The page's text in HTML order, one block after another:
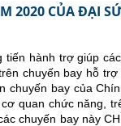
2020 CỦA ĐẠI
hành trợ giúp
chuyến bay hỗ
chuyến bay của
quan chức năng,
chuyến bay này